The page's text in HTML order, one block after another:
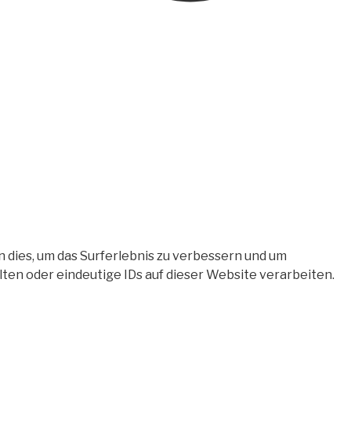
um das Surferlebnis zu verbessern und um
oder eindeutige IDs auf dieser Website verarbeiten.